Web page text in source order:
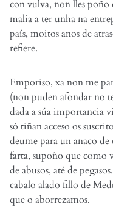
con vulva, non lles poño
malia a ter unha na
país, moitos anos de
refiere.
Emporiso, xa non me
(non puden afondar no
dada a súa importancia
só tiñan acceso os
deume para un anaco
farta, supoño que como
de abusos, até de
cabalo alado fillo de
que o aborrezamos.